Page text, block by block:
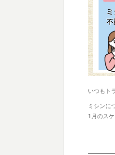
いつもト
ミシンに
1月のス